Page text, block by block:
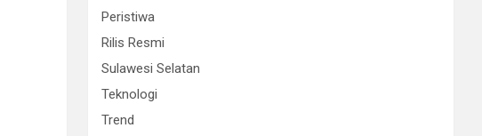
Peristiwa
Rilis Resmi
Sulawesi Selatan
Teknologi
Trend